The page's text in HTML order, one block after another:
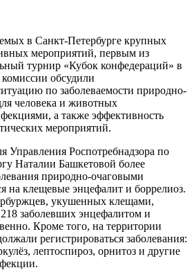
в Санкт-Петербурге крупных
мероприятий, первым из
турнир «Кубок конфедераций» в
обсудили
по заболеваемости природно-
человека и животных
а также эффективность
мероприятий.
Управления Роспотребнадзора по
Наталии Башкетовой более
природно-очаговыми
на клещевые энцефалит и боррелиоз.
укушенных клещами,
заболевших энцефалитом и
Кроме того, на территории
регистрироваться заболевания:
лептоспироз, орнитоз и другие